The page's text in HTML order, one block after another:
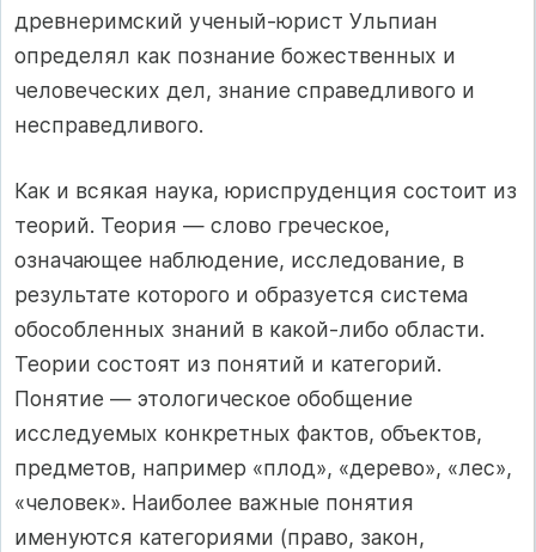
древнеримский ученый-юрист Ульпиан
определял как познание божественных и
человеческих дел, знание справедливого и
несправедливого.
Как и всякая наука, юриспруденция состоит из
теорий. Теория — слово греческое,
означающее наблюдение, исследование, в
результате которого и образуется система
обособленных знаний в какой-либо области.
Теории состоят из понятий и категорий.
Понятие — этологическое обобщение
исследуемых конкретных фактов, объектов,
предметов, например «плод», «дерево», «лес»,
«человек». Наиболее важные понятия
именуются категориями (право, закон,